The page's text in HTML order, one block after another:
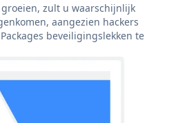
zult u waarschijnlijk
aangezien hackers
beveiligingslekken te